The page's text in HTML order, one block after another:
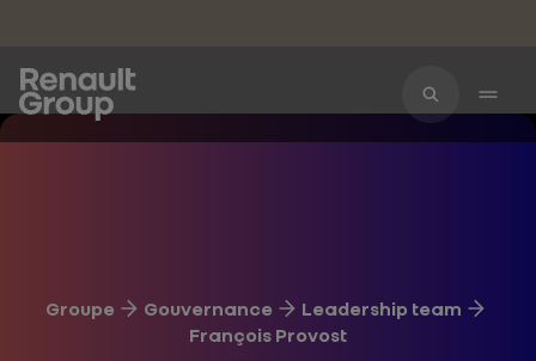
Groupe Gouvernance
Leadership team
François Provost